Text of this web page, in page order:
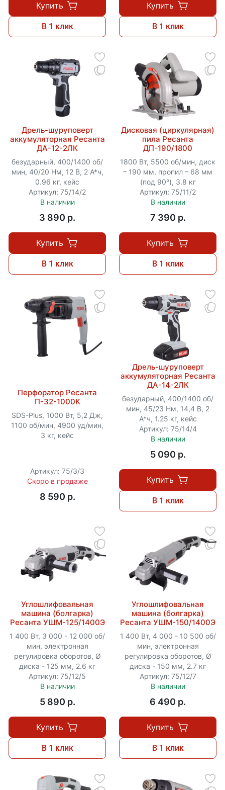
Купить
В 1 клик
Купить
В 1 клик
Дрель-шуруповерт
аккумуляторная Ресанта
ДА-12-2ЛК
безударный, 400/1400 об/
мин, 40/20 Нм, 12 В, 2 А*ч,
0.96 кг, кейс
Артикул: 75/14/2
В наличии
3 890 p.
Купить
В 1 клик
Дисковая (циркулярная)
пила Ресанта
ДП-190/1800
1800 Вт, 5500 об/мин, диск
– 190 мм, пропил – 68 мм
(под 90°), 3.8 кг
Артикул: 75/11/2
В наличии
7 390 p.
Купить
В 1 клик
Перфоратор Ресанта
П-32-1000К
SDS-Plus, 1000 Вт, 5,2 Дж,
1100 об/мин, 4900 уд/мин,
3 кг, кейс
Артикул: 75/3/3
Скоро в продаже
8 590 p.
Дрель-шуруповерт
аккумуляторная Ресанта
ДА-14-2ЛК
безударный, 400/1400 об/
мин, 45/23 Нм, 14,4 В, 2
А*ч, 1.25 кг, кейс
Артикул: 75/14/4
В наличии
5 090 p.
Купить
В 1 клик
Углошлифовальная
машина (болгарка)
Ресанта УШМ-125/1400Э
1 400 Вт, 3 000 - 12 000 об/
мин, электронная
регулировка оборотов, Ø
диска - 125 мм, 2.6 кг
Артикул: 75/12/5
В наличии
5 890 p.
Купить
В 1 клик
Углошлифовальная
машина (болгарка)
Ресанта УШМ-150/1400Э
1 400 Вт, 4 000 - 10 500 об/
мин, электронная
регулировка оборотов, Ø
диска - 150 мм, 2.7 кг
Артикул: 75/12/7
В наличии
6 490 p.
Купить
В 1 клик